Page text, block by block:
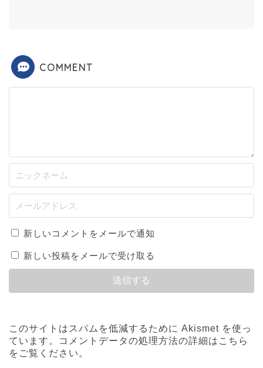
COMMENT
新しいコメントをメールで通知
新しい投稿をメールで受け取る
このサイトはスパムを低減するために Akismet を使っ
ています。
コメントデータの処理方法の詳細はこちら
をご覧ください 。